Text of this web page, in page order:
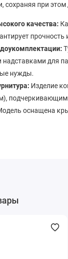
сохраняя при
качества:
для
нужды.
Изделие
оснащена